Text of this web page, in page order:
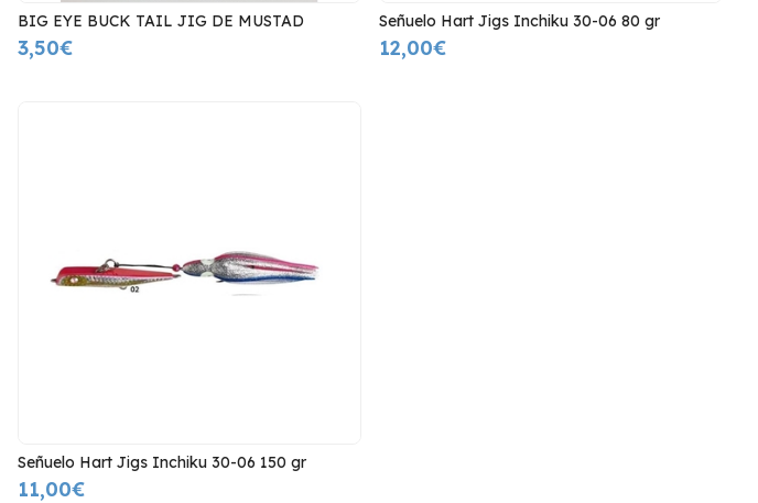
BIG EYE BUCK TAIL JIG DE MUSTAD
3,50€
Señuelo Hart Jigs Inchiku 30-06 80 gr
12,00€
Señuelo Hart Jigs Inchiku 30-06 150 gr
11,00€